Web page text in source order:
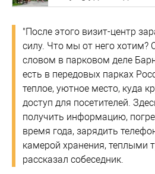
"После этого визит-центр
силу. Что мы от него хотим?
словом в парковом деле
есть в передовых парках
теплое, уютное место, куда
доступ для посетителей.
получить информацию,
время года, зарядить
камерой хранения, теплыми
рассказал собеседник.